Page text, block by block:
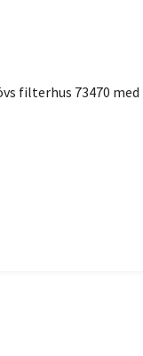
filterhus 73470